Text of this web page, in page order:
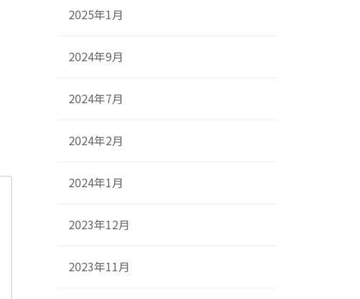
2025年1月
2024年9月
2024年7月
2024年2月
2024年1月
2023年12月
2023年11月